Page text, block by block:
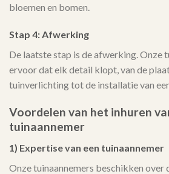
bloemen en bomen.
Stap 4: Afwerking
De laatste stap is de afwerking. Onze
ervoor dat elk detail klopt, van de
tuinverlichting tot de installatie van
Voordelen van het inhuren
tuinaannemer
1) Expertise van een tuinaannemer
Onze tuinaannemers beschikken over